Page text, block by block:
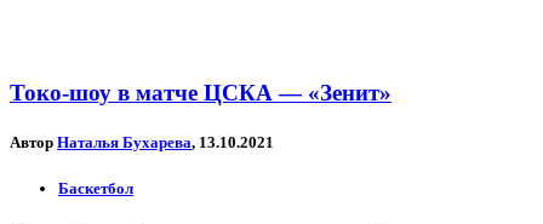
Токо-шоу в матче ЦСКА — «Зенит»
Автор Наталья Бухарева, 13.10.2021
Баскетбол